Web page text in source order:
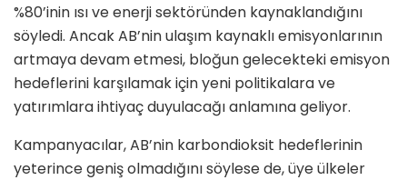
%80’inin ısı ve enerji sektöründen kaynaklandığını
söyledi. Ancak AB’nin ulaşım kaynaklı emisyonlarının
artmaya devam etmesi, bloğun gelecekteki emisyon
hedeflerini karşılamak için yeni politikalara ve
yatırımlara ihtiyaç duyulacağı anlamına geliyor.
Kampanyacılar, AB’nin karbondioksit hedeflerinin
yeterince geniş olmadığını söylese de, üye ülkeler